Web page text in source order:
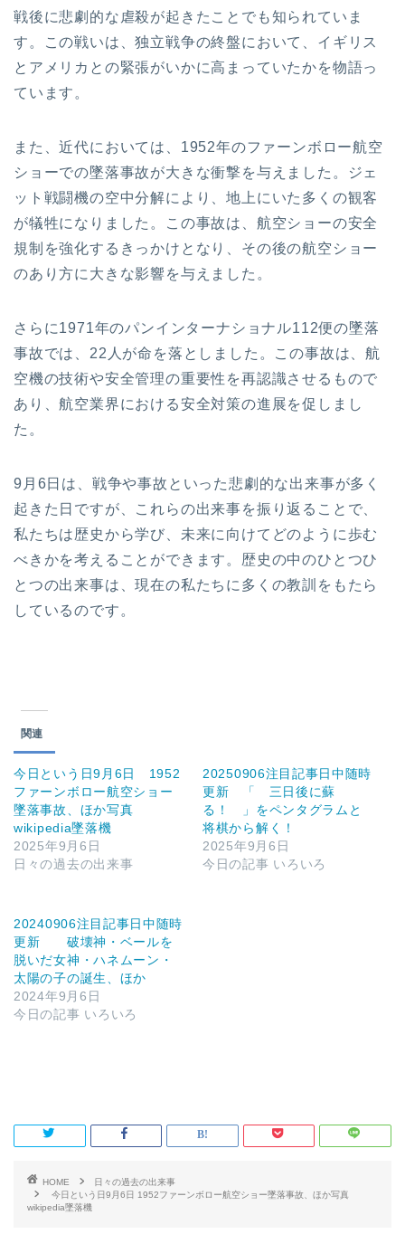
戦後に悲劇的な虐殺が起きたことでも知られていま
す。この戦いは、独立戦争の終盤において、イギリス
とアメリカとの緊張がいかに高まっていたかを物語っ
ています。
また、近代においては、1952年のファーンボロー航空
ショーでの墜落事故が大きな衝撃を与えました。ジェ
ット戦闘機の空中分解により、地上にいた多くの観客
が犠牲になりました。この事故は、航空ショーの安全
規制を強化するきっかけとなり、その後の航空ショー
のあり方に大きな影響を与えました。
さらに1971年のパンインターナショナル112便の墜落
事故では、22人が命を落としました。この事故は、航
空機の技術や安全管理の重要性を再認識させるもので
あり、航空業界における安全対策の進展を促しまし
た。
9月6日は、戦争や事故といった悲劇的な出来事が多く
起きた日ですが、これらの出来事を振り返ることで、
私たちは歴史から学び、未来に向けてどのように歩む
べきかを考えることができます。歴史の中のひとつひ
とつの出来事は、現在の私たちに多くの教訓をもたら
しているのです。
関連
今日という日9月6日 1952
ファーンボロー航空ショー
墜落事故、ほか写真
wikipedia墜落機
2025年9月6日
日々の過去の出来事
20250906注目記事日中随時
更新 「 三日後に蘇
る！ 」をペンタグラムと
将棋から解く！
2025年9月6日
今日の記事 いろいろ
20240906注目記事日中随時
更新 破壊神・ベールを
脱いだ女神・ハネムーン・
太陽の子の誕生、ほか
2024年9月6日
今日の記事 いろいろ
HOME
日々の過去の出来事
今日という日9月6日 1952ファーンボロー航空ショー墜落事故、ほか写真
wikipedia墜落機